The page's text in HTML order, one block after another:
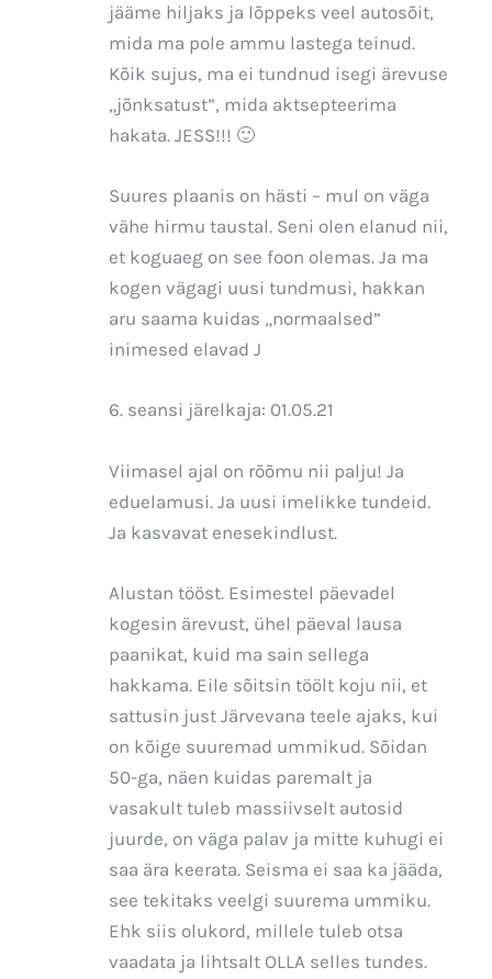
jääme hiljaks ja lõppeks veel autosõit,
mida ma pole ammu lastega teinud.
Kõik sujus, ma ei tundnud isegi ärevuse
„jõnksatust”, mida aktsepteerima
hakata. JESS!!! 🙂
Suures plaanis on hästi – mul on väga
vähe hirmu taustal. Seni olen elanud nii,
et koguaeg on see foon olemas. Ja ma
kogen vägagi uusi tundmusi, hakkan
aru saama kuidas „normaalsed”
inimesed elavad J
6. seansi järelkaja: 01.05.21
Viimasel ajal on rõõmu nii palju! Ja
eduelamusi. Ja uusi imelikke tundeid.
Ja kasvavat enesekindlust.
Alustan tööst. Esimestel päevadel
kogesin ärevust, ühel päeval lausa
paanikat, kuid ma sain sellega
hakkama. Eile sõitsin töölt koju nii, et
sattusin just Järvevana teele ajaks, kui
on kõige suuremad ummikud. Sõidan
50-ga, näen kuidas paremalt ja
vasakult tuleb massiivselt autosid
juurde, on väga palav ja mitte kuhugi ei
saa ära keerata. Seisma ei saa ka jääda,
see tekitaks veelgi suurema ummiku.
Ehk siis olukord, millele tuleb otsa
vaadata ja lihtsalt OLLA selles tundes.